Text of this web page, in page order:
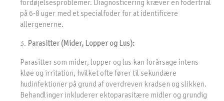
fordøjelsesproblemer. Diagnosticering kræver en fodertrial
på 6-8 uger med et specialfoder for at identificere
allergenerne.
3. Parasitter (Mider, Lopper og Lus):
Parasitter som mider, lopper og lus kan forårsage intens
kløe og irritation, hvilket ofte fører til sekundære
hudinfektioner på grund af overdreven kradsen og slikken.
Behandlinger inkluderer ektoparasitære midler og grundig